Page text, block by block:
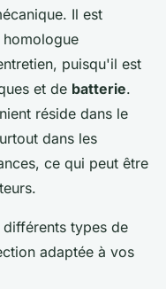
Il est
puisqu'il est
et de batterie.
réside dans le
dans les
ce qui peut être
types de
adaptée à vos